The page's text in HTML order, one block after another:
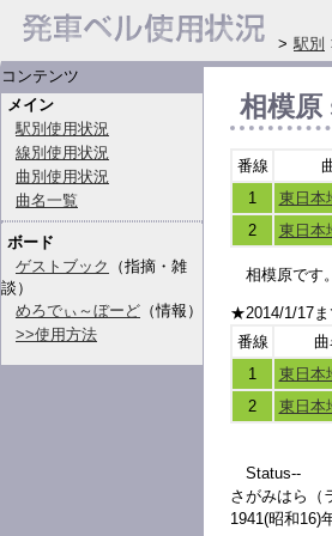
コンテンツ
メイン
駅別使用状況
線別使用状況
曲別使用状況
曲名一覧
ボード
ゲストブック
（指摘・雑
談）
めろでぃ～ぼーど （情報）
>>使用方法
相模原
番線
1
東日本
2
東日本
相模原です
★2014/1/17ま
番線
曲
1
東日本
2
東日本
Status--
さがみはら（
1941(昭和16)
> 駅別